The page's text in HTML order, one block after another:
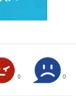
0 0